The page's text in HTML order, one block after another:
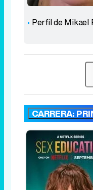
Perfil de Mikael
CARRERA: